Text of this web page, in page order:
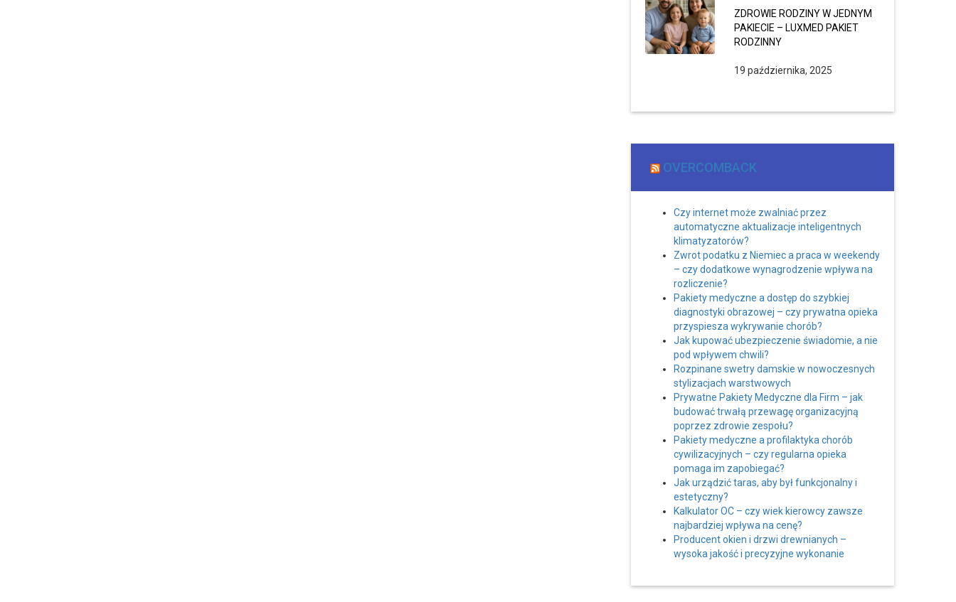
ZDROWIE RODZINY W JEDNYM
PAKIECIE – LUXMED PAKIET
RODZINNY
19 października, 2025
OVERCOMBACK
Czy internet może zwalniać przez
automatyczne aktualizacje inteligentnych
klimatyzatorów?
Zwrot podatku z Niemiec a praca w weekendy
– czy dodatkowe wynagrodzenie wpływa na
rozliczenie?
Pakiety medyczne a dostęp do szybkiej
diagnostyki obrazowej – czy prywatna opieka
przyspiesza wykrywanie chorób?
Jak kupować ubezpieczenie świadomie, a nie
pod wpływem chwili?
Rozpinane swetry damskie w nowoczesnych
stylizacjach warstwowych
Prywatne Pakiety Medyczne dla Firm – jak
budować trwałą przewagę organizacyjną
poprzez zdrowie zespołu?
Pakiety medyczne a profilaktyka chorób
cywilizacyjnych – czy regularna opieka
pomaga im zapobiegać?
Jak urządzić taras, aby był funkcjonalny i
estetyczny?
Kalkulator OC – czy wiek kierowcy zawsze
najbardziej wpływa na cenę?
Producent okien i drzwi drewnianych –
wysoka jakość i precyzyjne wykonanie